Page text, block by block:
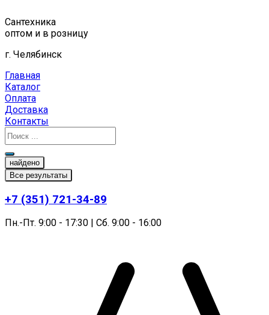
к
содержимому
Сантехника
оптом и в розницу
г. Челябинск
Главная
Каталог
Оплата
Доставка
Контакты
найдено
Все результаты
+7 (351) 721-34-89
Пн.-Пт. 9:00 - 17:30 | Сб. 9:00 - 16:00